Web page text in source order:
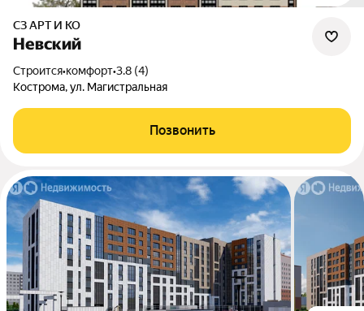
СЗ АРТ И КО
Невский
Строится•комфорт•3.8 (4)
Кострома, ул. Магистральная
Позвонить